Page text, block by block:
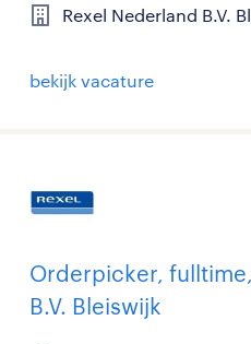
Rexel Nederland B.V.
bekijk vacature
Orderpicker,
B.V. Bleiswijk